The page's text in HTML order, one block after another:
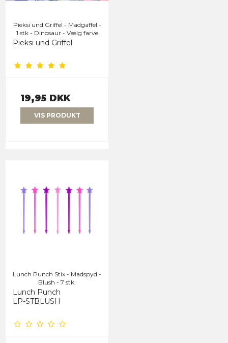
Pieksi und Griffel - Madgaffel -
1 stk - Dinosaur - Vælg farve
Pieksi und Griffel
19,95 DKK
VIS PRODUKT
Lunch Punch Stix - Madspyd -
Blush - 7 stk.
Lunch Punch
LP-STBLUSH